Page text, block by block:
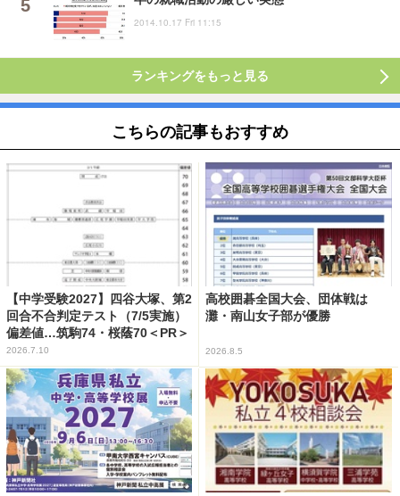
2014.10.17 Fri 11:15
ランキングをもっと見る
こちらの記事もおすすめ
【中学受験2027】四谷大塚、第2
回合不合判定テスト（7/5実施）
偏差値…筑駒74・桜蔭70＜PR＞
2026.7.10
高校囲碁全国大会、団体戦は
灘・南山女子部が優勝
2026.8.5